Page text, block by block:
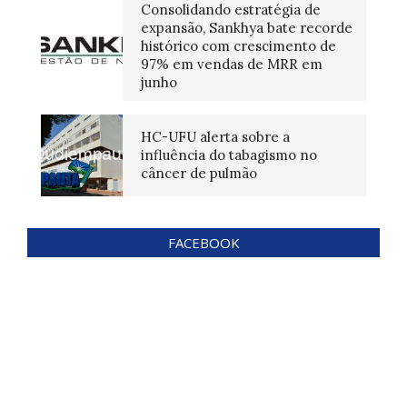
Consolidando estratégia de
expansão, Sankhya bate recorde
histórico com crescimento de
97% em vendas de MRR em
junho
HC-UFU alerta sobre a
influência do tabagismo no
câncer de pulmão
FACEBOOK